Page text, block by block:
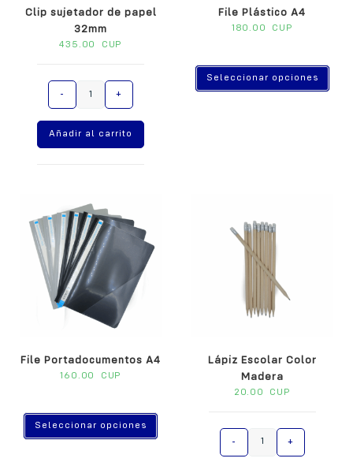
Clip sujetador de papel
32mm
435.00 CUP
- +
Añadir al carrito
A
t
e
t
i
v
e
:
File Plástico A4
180.00 CUP
Seleccionar opciones
File Portadocumentos A4
160.00 CUP
Seleccionar opciones
Lápiz Escolar Color
Madera
20.00 CUP
- +
A